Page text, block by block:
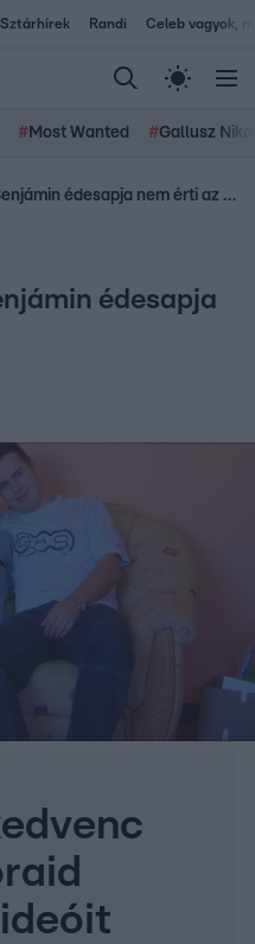
Sztárhírek Randi Celeb vagyok,
# Most Wanted #Gallusz
Tragikus baleset: Benjámin édesapja nem érti az ítéletet
édesapja